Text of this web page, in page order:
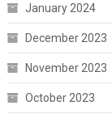
January 2024
December 2023
November 2023
October 2023